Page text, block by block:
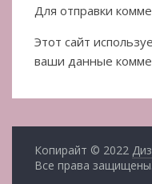
Для отправки
Этот сайт
ваши данные
Копирайт © 2022
Все права защищены.